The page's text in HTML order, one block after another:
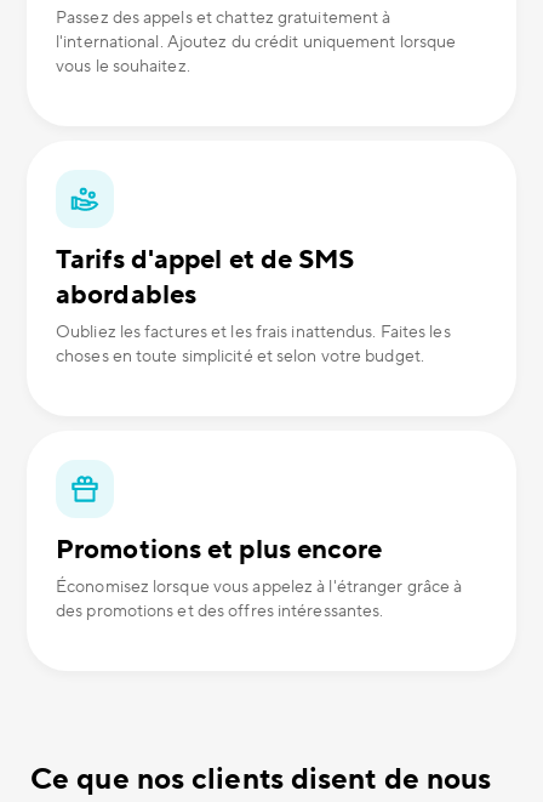
Passez des appels et chattez gratuitement à
l'international. Ajoutez du crédit uniquement lorsque
vous le souhaitez.
Tarifs d'appel et de SMS
abordables
Oubliez les factures et les frais inattendus. Faites les
choses en toute simplicité et selon votre budget.
Promotions et plus encore
Économisez lorsque vous appelez à l'étranger grâce à
des promotions et des offres intéressantes.
Ce que nos clients disent de nous